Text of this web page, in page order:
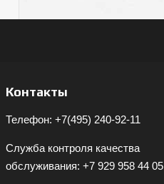
Контакты
Телефон: +7(495) 240-92-11
Служба контроля качества
обслуживания: +7 929 958 44 05